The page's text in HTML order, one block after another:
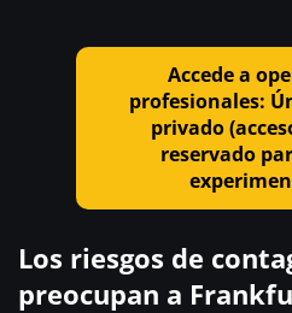
Accede a
profesionales:
privado
reservado
Los riesgos de
preocupan a